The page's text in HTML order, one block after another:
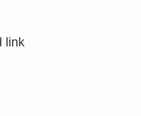
link